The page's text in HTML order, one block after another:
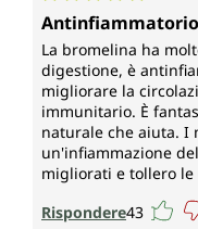
Valutazione media
La bromelina ha
digestione, è
migliorare la
immunitario. È
naturale che aiuta. I
un'infiammazione
migliorati e tollero le
Rispondere43